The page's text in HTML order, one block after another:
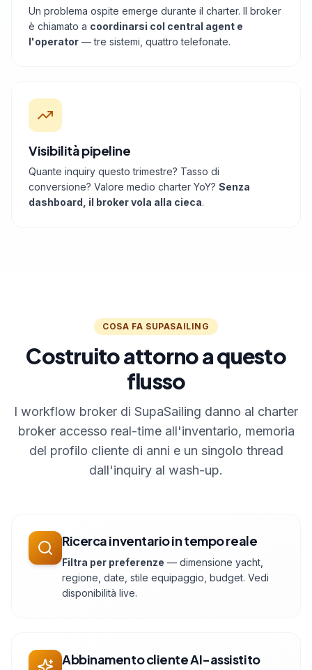
Un problema ospite emerge durante il charter. Il broker
è chiamato a coordinarsi col central agent e
l'operator — tre sistemi, quattro telefonate.
Visibilità pipeline
Quante inquiry questo trimestre? Tasso di
conversione? Valore medio charter YoY? Senza
dashboard, il broker vola alla cieca.
COSA FA SUPASAILING
Costruito attorno a questo
flusso
I workflow broker di SupaSailing danno al charter
broker accesso real-time all'inventario, memoria
del profilo cliente di anni e un singolo thread
dall'inquiry al wash-up.
Ricerca inventario in tempo reale
Filtra per preferenze — dimensione yacht,
regione, date, stile equipaggio, budget. Vedi
disponibilità live.
Abbinamento cliente AI-assistito